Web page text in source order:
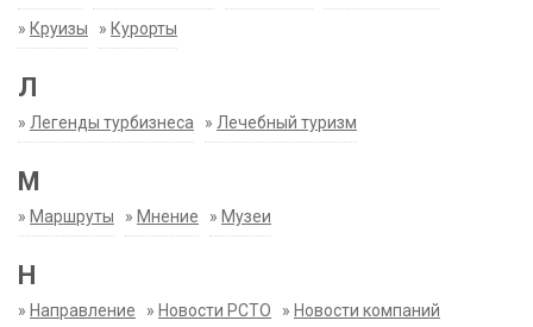
» Круизы » Курорты
Л
» Легенды турбизнеса » Лечебный туризм
М
» Маршруты » Мнение » Музеи
Н
» Направление » Новости РСТО » Новости компаний